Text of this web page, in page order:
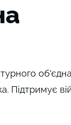
Підтримує